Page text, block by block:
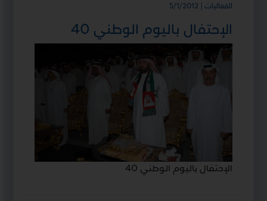
الفعاليات | 5/1/2012
الإحتفال باليوم الوطني 40
الإحتفال باليوم الوطني 40